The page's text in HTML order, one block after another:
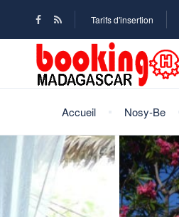
Tarifs d'insertion
Accueil Nosy-Be